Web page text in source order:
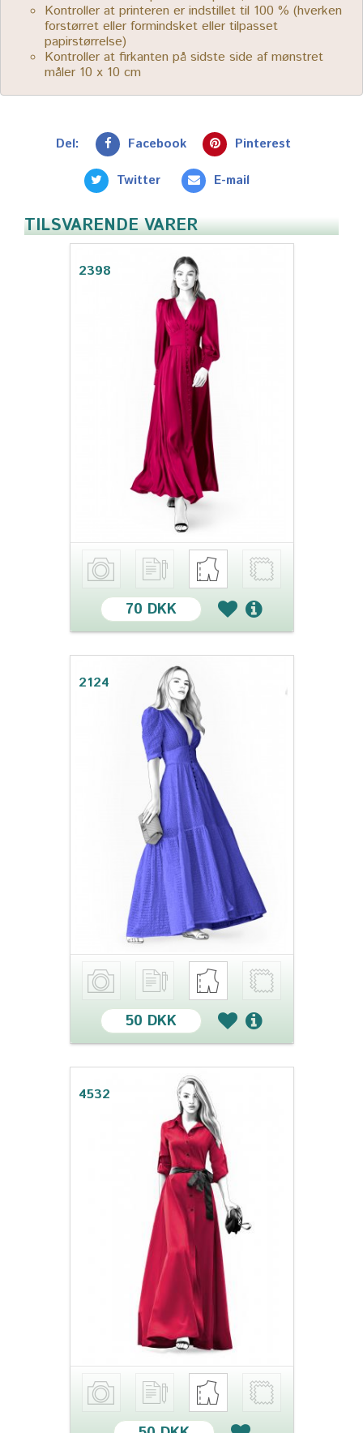
Kontroller at printeren er indstillet til 100 % (hverken
forstørret eller formindsket eller tilpasset
papirstørrelse)
Kontroller at firkanten på sidste side af mønstret
måler 10 x 10 cm
Del: Facebook Pinterest
Twitter E-mail
TILSVARENDE VARER
2398
70 DKK
2124
50 DKK
4532